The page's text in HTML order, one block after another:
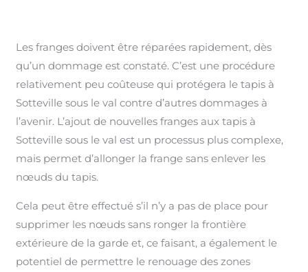
Les franges doivent être réparées rapidement, dès
qu’un dommage est constaté. C’est une procédure
relativement peu coûteuse qui protégera le tapis à
Sotteville sous le val contre d’autres dommages à
l’avenir. L’ajout de nouvelles franges aux tapis à
Sotteville sous le val est un processus plus complexe,
mais permet d’allonger la frange sans enlever les
nœuds du tapis.
Cela peut être effectué s’il n’y a pas de place pour
supprimer les nœuds sans ronger la frontière
extérieure de la garde et, ce faisant, a également le
potentiel de permettre le renouage des zones